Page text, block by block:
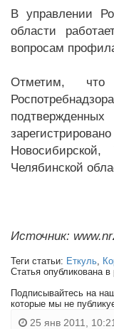
В управлении
области
вопросам
Отметим,
Челябинской
Источник:
Теги статьи: Еткуль,
Статья опубликована в
Подписывайтесь на
которые мы не
25 янв 2011, 10:21,